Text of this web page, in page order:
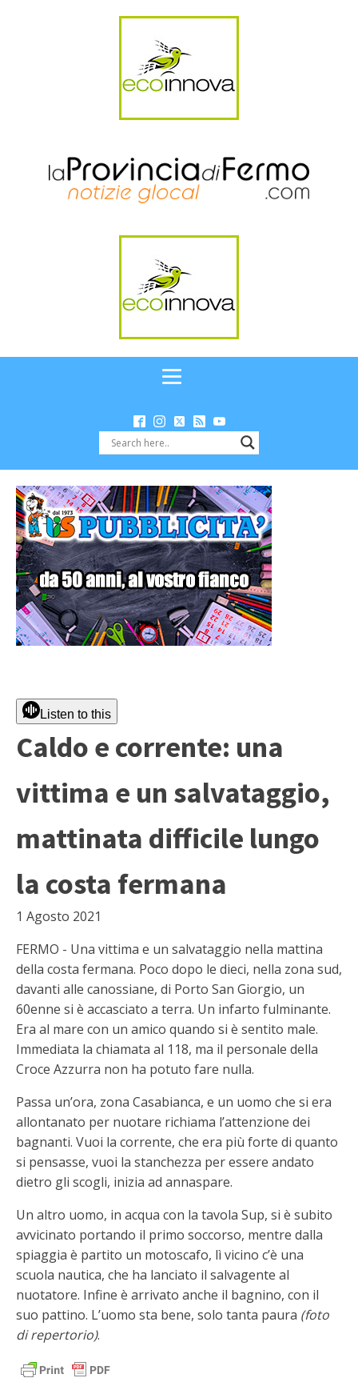
Listen to this
Caldo e corrente: una
vittima e un salvataggio,
mattinata difficile lungo
la costa fermana
1 Agosto 2021
FERMO - Una vittima e un salvataggio nella mattina
della costa fermana. Poco dopo le dieci, nella zona sud,
davanti alle canossiane, di Porto San Giorgio, un
60enne si è accasciato a terra. Un infarto fulminante.
Era al mare con un amico quando si è sentito male.
Immediata la chiamata al 118, ma il personale della
Croce Azzurra non ha potuto fare nulla.
Passa un’ora, zona Casabianca, e un uomo che si era
allontanato per nuotare richiama l’attenzione dei
bagnanti. Vuoi la corrente, che era più forte di quanto
si pensasse, vuoi la stanchezza per essere andato
dietro gli scogli, inizia ad annaspare.
Un altro uomo, in acqua con la tavola Sup, si è subito
avvicinato portando il primo soccorso, mentre dalla
spiaggia è partito un motoscafo, lì vicino c’è una
scuola nautica, che ha lanciato il salvagente al
nuotatore. Infine è arrivato anche il bagnino, con il
suo pattino. L’uomo sta bene, solo tanta paura (foto
di repertorio).